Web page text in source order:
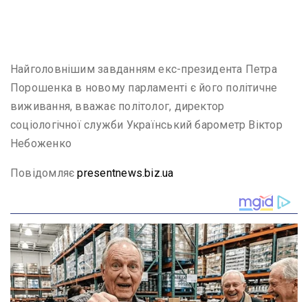
Найголовнішим завданням екс-президента Петра
Порошенка в новому парламенті є його політичне
виживання, вважає політолог, директор
соціологічної служби Український барометр Віктор
Небоженко
Повідомляєpresentnews.biz.ua